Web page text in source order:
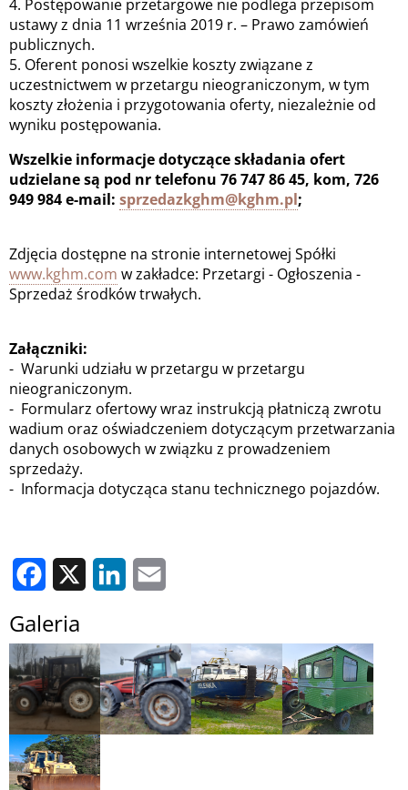
4. Postępowanie przetargowe nie podlega przepisom
ustawy z dnia 11 września 2019 r. – Prawo zamówień
publicznych.
5. Oferent ponosi wszelkie koszty związane z
uczestnictwem w przetargu nieograniczonym, w tym
koszty złożenia i przygotowania oferty, niezależnie od
wyniku postępowania.
Wszelkie informacje dotyczące składania ofert
udzielane są pod nr telefonu 76 747 86 45, kom, 726
949 984 e-mail: sprzedazkghm@kghm.pl;
Zdjęcia dostępne na stronie internetowej Spółki
www.kghm.com w zakładce: Przetargi - Ogłoszenia -
Sprzedaż środków trwałych.
Załączniki:
- Warunki udziału w przetargu w przetargu
nieograniczonym.
- Formularz ofertowy wraz instrukcją płatniczą zwrotu
wadium oraz oświadczeniem dotyczącym przetwarzania
danych osobowych w związku z prowadzeniem
sprzedaży.
- Informacja dotycząca stanu technicznego pojazdów.
Facebook LinkedIn
Galeria